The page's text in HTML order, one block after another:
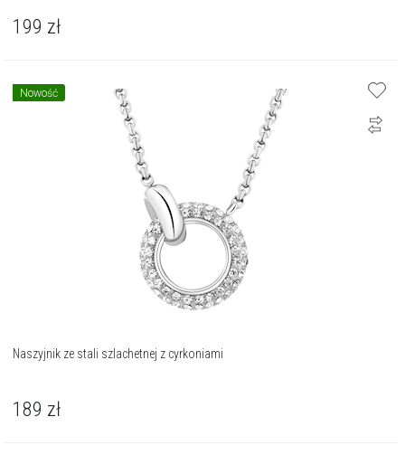
199 zł
Nowość
Naszyjnik ze stali szlachetnej z cyrkoniami
189 zł